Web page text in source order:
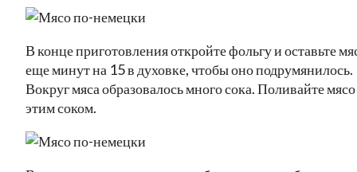
В конце приготовления откройте фольгу и оставьте
еще минут на 15 в духовке, чтобы оно подрумянилось.
Вокруг мяса образовалось много сока. Поливайте мясо
этим соком.